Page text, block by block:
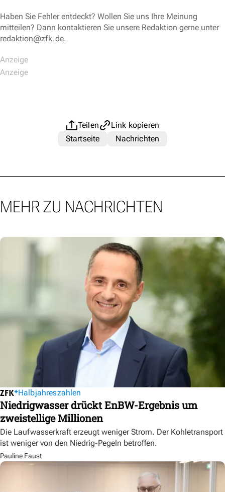
Haben Sie Fehler entdeckt? Wollen Sie uns Ihre Meinung
mitteilen? Dann kontaktieren Sie unsere Redaktion gerne unter
redaktion@zfk.de.
Teilen
Link kopieren
Startseite
Nachrichten
MEHR ZU NACHRICHTEN
Halbjahreszahlen
Niedrigwasser drückt EnBW-Ergebnis um
zweistellige Millionen
Die Laufwasserkraft erzeugt weniger Strom. Der Kohletransport
ist weniger von den Niedrig-Pegeln betroffen.
Pauline Faust